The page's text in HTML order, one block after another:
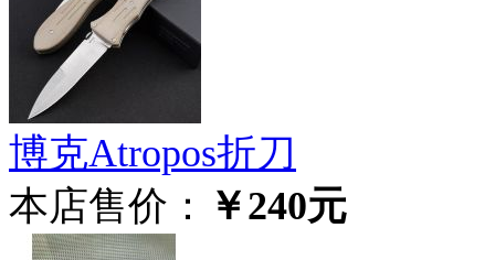
博克Atropos折刀
本店售价： ￥240元